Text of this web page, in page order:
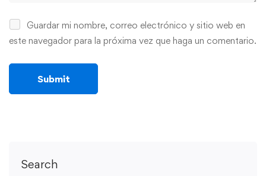
Search
Guardar mi nombre, correo electrónico y sitio web en
este navegador para la próxima vez que haga un comentario.